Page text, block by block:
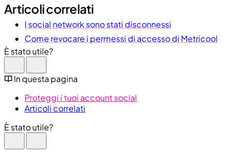
Articoli correlati
I social network sono stati disconnessi
Come revocare i permessi di accesso di Metricool
È stato utile?
In questa pagina
Proteggi i tuoi account social
Articoli correlati
È stato utile?